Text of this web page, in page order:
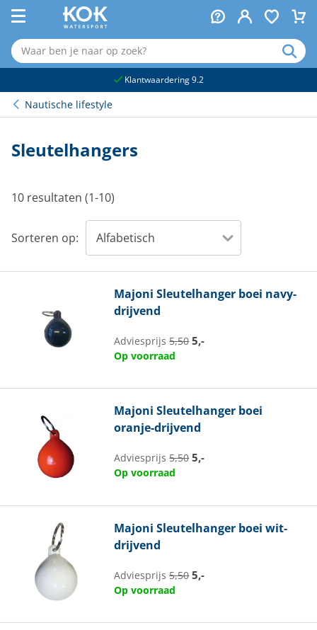
Klantwaardering 9.2
Nautische lifestyle
Sleutelhangers
10 resultaten (1-10)
Sorteren op:
Majoni Sleutelhanger boei navy-
drijvend
Adviesprijs5,50 5,-
Op voorraad
Majoni Sleutelhanger boei
oranje-drijvend
Adviesprijs5,50 5,-
Op voorraad
Majoni Sleutelhanger boei wit-
drijvend
Adviesprijs5,50 5,-
Op voorraad